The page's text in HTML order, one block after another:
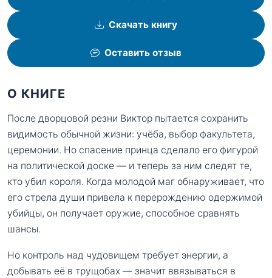
Скачать книгу
Оставить отзыв
О КНИГЕ
После дворцовой резни Виктор пытается сохранить
видимость обычной жизни: учёба, выбор факультета,
церемонии. Но спасение принца сделало его фигурой
на политической доске — и теперь за ним следят те,
кто убил короля. Когда молодой маг обнаруживает, что
его стрела души привела к перерождению одержимой
убийцы, он получает оружие, способное сравнять
шансы.
Но контроль над чудовищем требует энергии, а
добывать её в трущобах — значит ввязываться в